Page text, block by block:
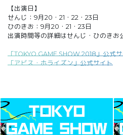
【出演日】
せんじ：9月20・21・22・23日
ひのきお：9月20・21・23日
出演時間等の詳細はせんじ・ひのきお
「TOKYO GAME SHOW 2018」公式
「アビス・ホライズン」公式サイト